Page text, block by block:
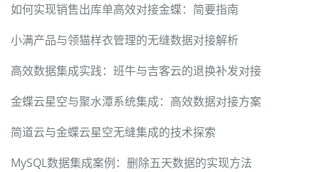
如何实现销售出库单高效对接金蝶：简要指南
小满产品与领猫样衣管理的无缝数据对接解析
高效数据集成实践：班牛与吉客云的退换补发对接
金蝶云星空与聚水潭系统集成：高效数据对接方案
简道云与金蝶云星空无缝集成的技术探索
MySQL数据集成案例：删除五天数据的实现方法